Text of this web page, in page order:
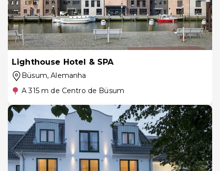
Lighthouse Hotel & SPA
Büsum, Alemanha
A 315 m de Centro de Büsum